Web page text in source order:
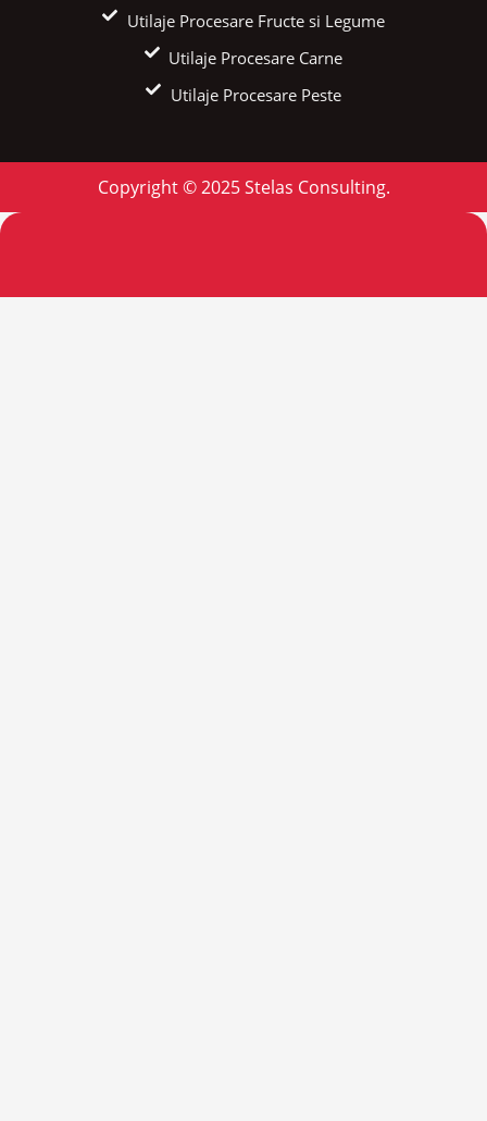
Utilaje Procesare Fructe si Legume
Utilaje Procesare Carne
Utilaje Procesare Peste
Copyright © 2025 Stelas Consulting.